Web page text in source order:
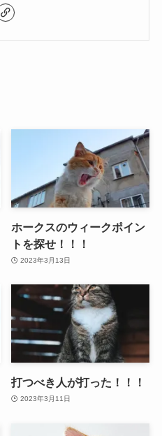
ホークスのウィークポイン
トを探せ！！！
2023年3月13日
打つべき人が打った！！！
2023年3月11日